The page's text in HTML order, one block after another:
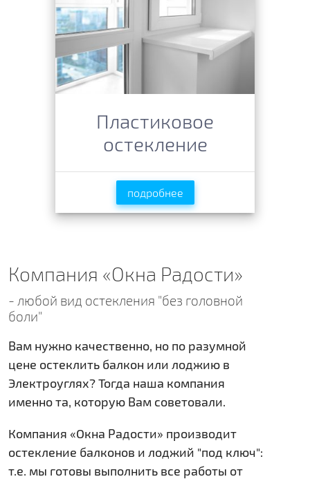
Пластиковое
остекление
подробнее
Компания «Окна Радости»
- любой вид остекления "без головной
боли"
Вам нужно качественно, но по разумной
цене остеклить балкон или лоджию в
Электроуглях? Тогда наша компания
именно та, которую Вам советовали.
Компания «Окна Радости» производит
остекление балконов и лоджий "под ключ":
т.е. мы готовы выполнить все работы от